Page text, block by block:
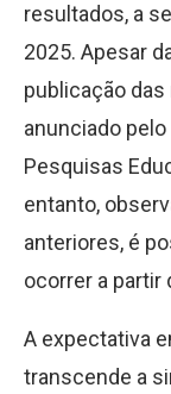
resultados, a
2025. Apesar
publicação
anunciado
Pesquisas
entanto,
anteriores, é
ocorrer a partir
A expectativa
transcende a